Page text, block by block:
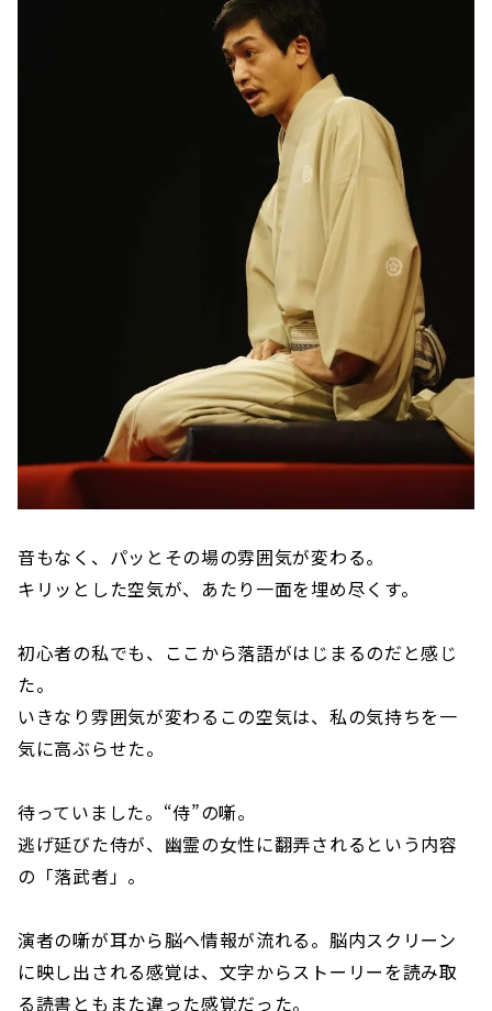
音もなく、パッとその場の雰囲気が変わる。
キリッとした空気が、あたり一面を埋め尽くす。
初心者の私でも、ここから落語がはじまるのだと感じ
た。
いきなり雰囲気が変わるこの空気は、私の気持ちを一
気に高ぶらせた。
待っていました。“侍”の噺。
逃げ延びた侍が、幽霊の女性に翻弄されるという内容
の「落武者」。
演者の噺が耳から脳へ情報が流れる。脳内スクリーン
に映し出される感覚は、文字からストーリーを読み取
る読書ともまた違った感覚だった。